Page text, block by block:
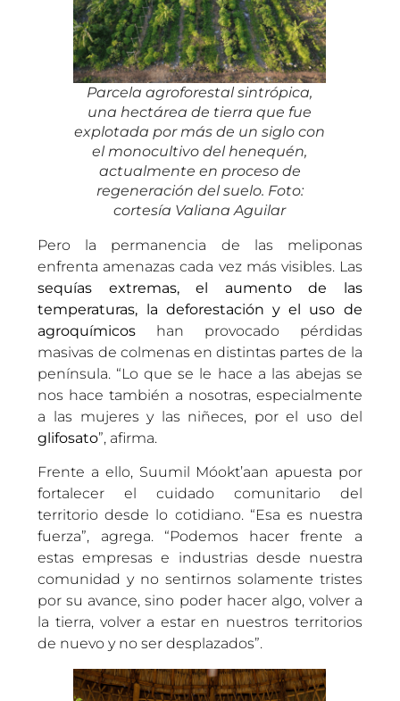
Parcela agroforestal sintrópica,
una hectárea de tierra que fue
explotada por más de un siglo con
el monocultivo del henequén,
actualmente en proceso de
regeneración del suelo. Foto:
cortesía Valiana Aguilar
Pero la permanencia de las meliponas
enfrenta amenazas cada vez más visibles. Las
sequías extremas, el aumento de las
temperaturas, la deforestación y el uso de
agroquímicos han provocado pérdidas
masivas de colmenas en distintas partes de la
península. “Lo que se le hace a las abejas se
nos hace también a nosotras, especialmente
a las mujeres y las niñeces, por el uso del
glifosato”, afirma.
Frente a ello, Suumil Móokt’aan apuesta por
fortalecer el cuidado comunitario del
territorio desde lo cotidiano. “Esa es nuestra
fuerza”, agrega. “Podemos hacer frente a
estas empresas e industrias desde nuestra
comunidad y no sentirnos solamente tristes
por su avance, sino poder hacer algo, volver a
la tierra, volver a estar en nuestros territorios
de nuevo y no ser desplazados”.